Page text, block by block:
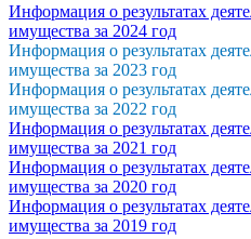
Информация о результатах
имущества за 2024 год
Информация о результатах
имущества за 2023 год
Информация о результатах
имущества за 2022 год
Информация о результатах
имущества за 2021 год
Информация о результатах
имущества за 2020 год
Информация о результатах
имущества за 2019 год